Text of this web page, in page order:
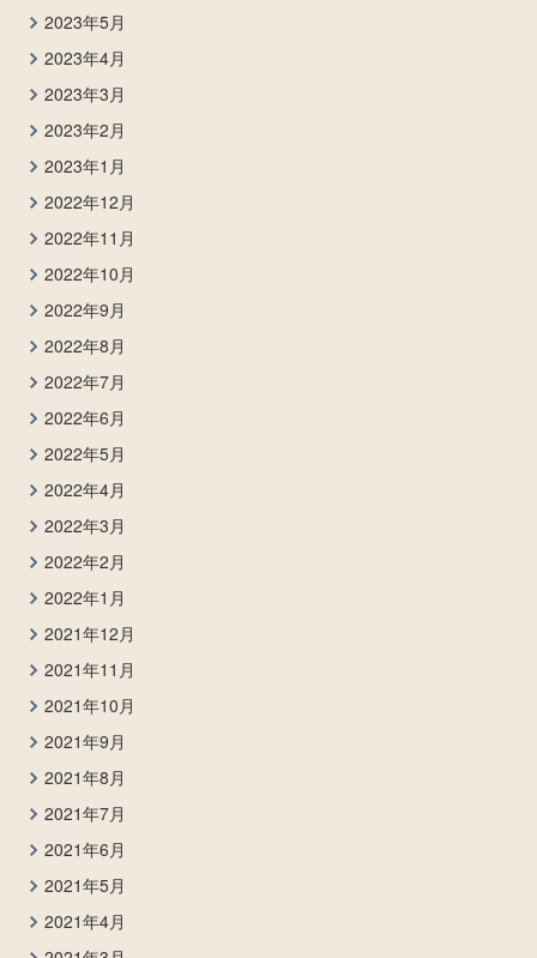
2023年5月
2023年4月
2023年3月
2023年2月
2023年1月
2022年12月
2022年11月
2022年10月
2022年9月
2022年8月
2022年7月
2022年6月
2022年5月
2022年4月
2022年3月
2022年2月
2022年1月
2021年12月
2021年11月
2021年10月
2021年9月
2021年8月
2021年7月
2021年6月
2021年5月
2021年4月